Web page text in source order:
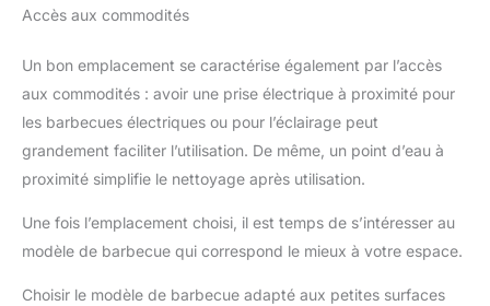
Accès aux commodités
Un bon emplacement se caractérise également par l’accès
aux commodités : avoir une prise électrique à proximité pour
les barbecues électriques ou pour l’éclairage peut
grandement faciliter l’utilisation. De même, un point d’eau à
proximité simplifie le nettoyage après utilisation.
Une fois l’emplacement choisi, il est temps de s’intéresser au
modèle de barbecue qui correspond le mieux à votre espace.
Choisir le modèle de barbecue adapté aux petites surfaces